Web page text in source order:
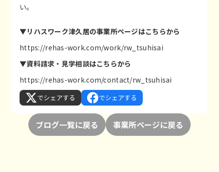
い。
▼リハスワーク津久居の事業所ページはこちらから
https://rehas-work.com/work/rw_tsuhisai
▼資料請求・見学相談はこちらから
https://rehas-work.com/contact/rw_tsuhisai
でシェアする でシェアする
ブログ一覧に戻る 事業所ページに戻る